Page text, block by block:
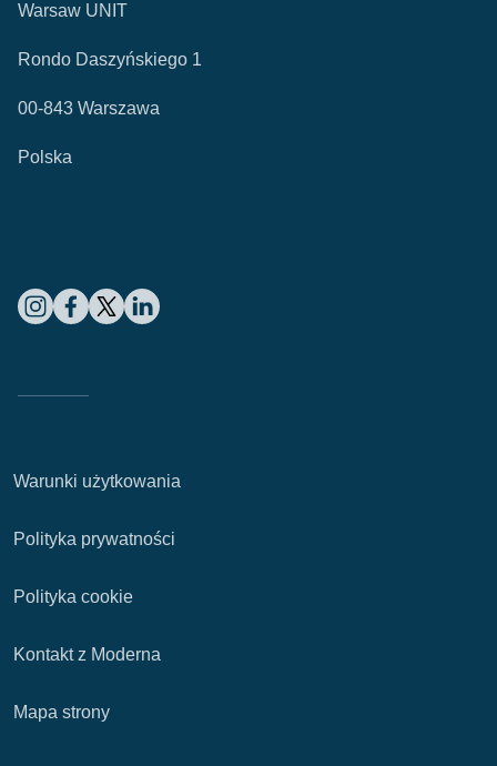
Warsaw UNIT
Rondo Daszyńskiego 1
00-843 Warszawa
Polska
Warunki użytkowania
Polityka prywatności
Polityka cookie
Kontakt z Moderna
Mapa strony